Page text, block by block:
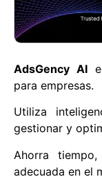
AdsGency AI
para empresas.
Utiliza
gestionar y
Ahorra
adecuada en el